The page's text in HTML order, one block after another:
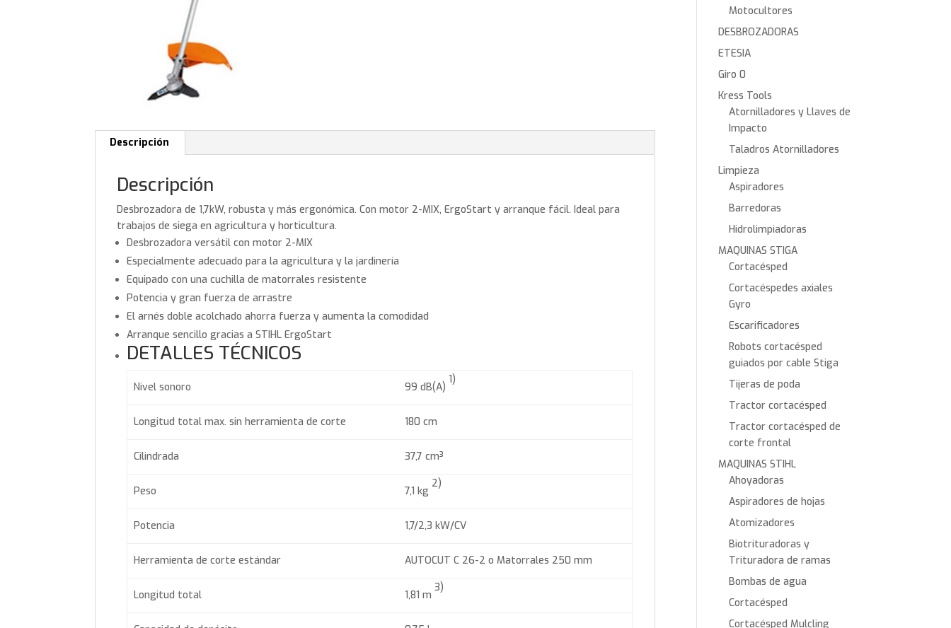
Descripción
Descripción
Desbrozadora de 1,7kW, robusta y más ergonómica. Con motor 2-MIX, ErgoStart y arranque fácil. Ideal para
trabajos de siega en agricultura y horticultura.
Desbrozadora versátil con motor 2-MIX
Especialmente adecuado para la agricultura y la jardinería
Equipado con una cuchilla de matorrales resistente
Potencia y gran fuerza de arrastre
El arnés doble acolchado ahorra fuerza y aumenta la comodidad
Arranque sencillo gracias a STIHL ErgoStart
DETALLES TÉCNICOS
Nivel sonoro 99 dB(A)
1)
Longitud total max. sin herramienta de corte 180 cm
Cilindrada 37,7 cm³
Peso 7,1 kg
2)
Potencia 1,7/2,3 kW/CV
Herramienta de corte estándar AUTOCUT C 26-2 o Matorrales 250 mm
Longitud total 1,81 m
3)
Motocultores
DESBROZADORAS
ETESIA
Giro 0
Kress Tools
Atornilladores y Llaves de
Impacto
Taladros Atornilladores
Limpieza
Aspiradores
Barredoras
Hidrolimpiadoras
MAQUINAS STIGA
Cortacésped
Cortacéspedes axiales
Gyro
Escarificadores
Robots cortacésped
guiados por cable Stiga
Tijeras de poda
Tractor cortacésped
Tractor cortacésped de
corte frontal
MAQUINAS STIHL
Ahoyadoras
Aspiradores de hojas
Atomizadores
Biotrituradoras y
Trituradora de ramas
Bombas de agua
Cortacésped
Cortacésped Mulcling